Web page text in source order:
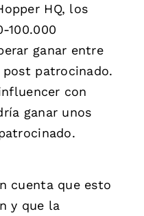
HQ, los
100.000
ganar entre
patrocinado.
con
ganar unos
cuenta que esto
y que la